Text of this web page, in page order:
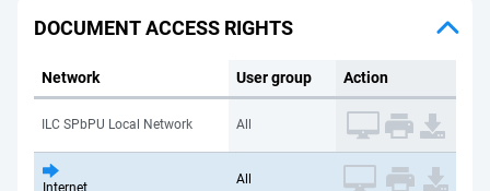
DOCUMENT ACCESS RIGHTS
Network User group Action
ILC SPbPU Local Network All
Internet
All